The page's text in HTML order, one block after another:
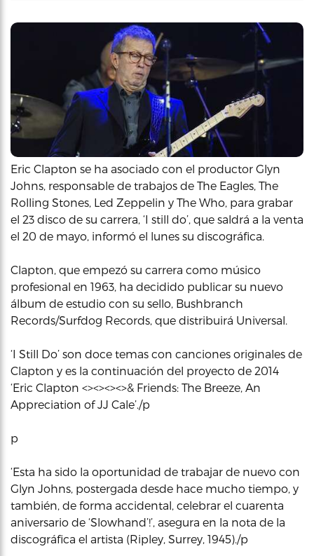
Eric Clapton se ha asociado con el productor Glyn
Johns, responsable de trabajos de The Eagles, The
Rolling Stones, Led Zeppelin y The Who, para grabar
el 23 disco de su carrera, ‘I still do’, que saldrá a la venta
el 20 de mayo, informó el lunes su discográfica.
Clapton, que empezó su carrera como músico
profesional en 1963, ha decidido publicar su nuevo
álbum de estudio con su sello, Bushbranch
Records/Surfdog Records, que distribuirá Universal.
‘I Still Do’ son doce temas con canciones originales de
Clapton y es la continuación del proyecto de 2014
‘Eric Clapton <><><><>& Friends: The Breeze, An
Appreciation of JJ Cale’./p
p
‘Esta ha sido la oportunidad de trabajar de nuevo con
Glyn Johns, postergada desde hace mucho tiempo, y
también, de forma accidental, celebrar el cuarenta
aniversario de ‘Slowhand’!’, asegura en la nota de la
discográfica el artista (Ripley, Surrey, 1945)./p